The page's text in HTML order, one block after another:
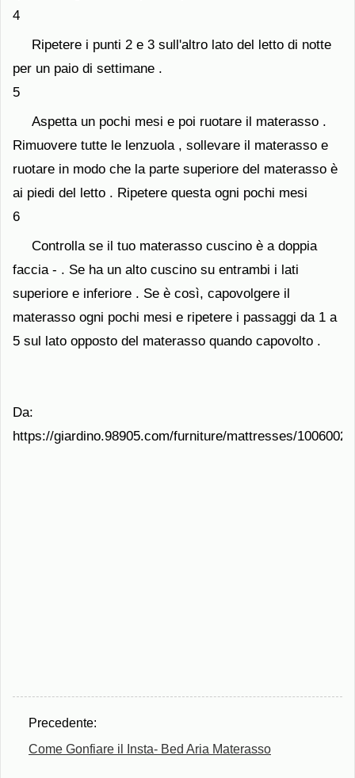
4
Ripetere i punti 2 e 3 sull'altro lato del letto di notte
per un paio di settimane .
5
Aspetta un pochi mesi e poi ruotare il materasso .
Rimuovere tutte le lenzuola , sollevare il materasso e
ruotare in modo che la parte superiore del materasso è
ai piedi del letto . Ripetere questa ogni pochi mesi
6
Controlla se il tuo materasso cuscino è a doppia
faccia - . Se ha un alto cuscino su entrambi i lati
superiore e inferiore . Se è così, capovolgere il
materasso ogni pochi mesi e ripetere i passaggi da 1 a
5 sul lato opposto del materasso quando capovolto .
Da:
https://giardino.98905.com/furniture/mattresses/
Precedente:
Come Gonfiare il Insta- Bed Aria Materasso